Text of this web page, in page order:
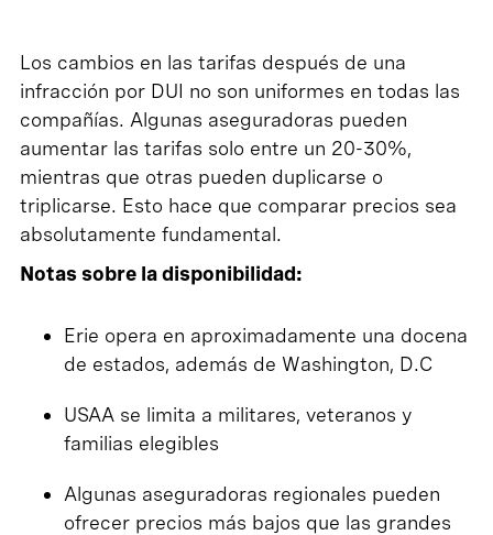
Los cambios en las tarifas después de una
infracción por DUI no son uniformes en todas las
compañías. Algunas aseguradoras pueden
aumentar las tarifas solo entre un 20-30%,
mientras que otras pueden duplicarse o
triplicarse. Esto hace que comparar precios sea
absolutamente fundamental.
Notas sobre la disponibilidad:
Erie opera en aproximadamente una docena
de estados, además de Washington, D.C
USAA se limita a militares, veteranos y
familias elegibles
Algunas aseguradoras regionales pueden
ofrecer precios más bajos que las grandes